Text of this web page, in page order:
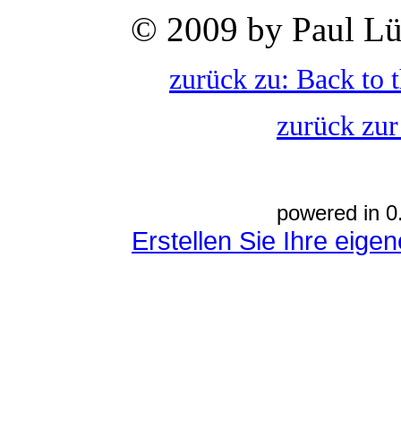
© 2009 by Paul
zurück zu: Back to
zurück
powered in
Erstellen Sie Ihre